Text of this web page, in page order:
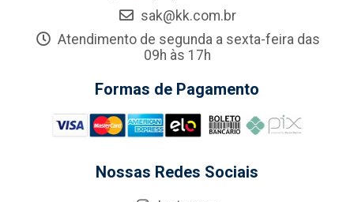
sak@kk.com.br
Atendimento de segunda a sexta-feira das
09h às 17h
Formas de Pagamento
Nossas Redes Sociais